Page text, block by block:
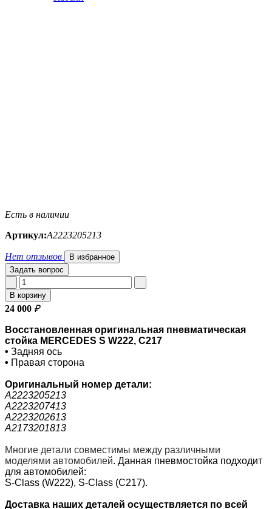
Есть в наличии
Артикул:A2223205213
Нет отзывов
В избранное
Задать вопрос
В корзину
24 000 ₽
Восстановленная оригинальная пневматическая
стойка MERCEDES S W222, C217
• Задняя ось
• Правая сторона
Оригинальный номер детали:
A2223205213
A2223207413
A2223202613
A2173201813
Многие детали совместимы между различными
моделями автомобилей. Данная пневмостойка подходит
для автомобилей:
S-Class (W222), S-Class (C217).
Доставка наших деталей осуществляется по всей